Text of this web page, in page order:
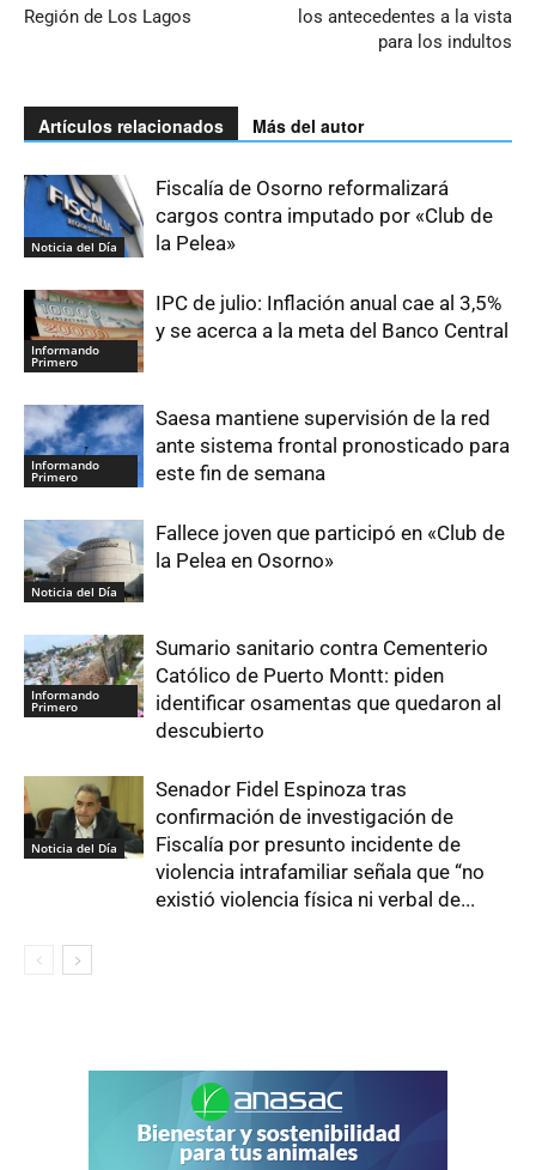
Región de Los Lagos
los antecedentes a la vista
para los indultos
Artículos relacionados Más del autor
Noticia del Día
Fiscalía de Osorno reformalizará
cargos contra imputado por «Club de
la Pelea»
Informando
Primero
IPC de julio: Inflación anual cae al 3,5%
y se acerca a la meta del Banco Central
Informando
Primero
Saesa mantiene supervisión de la red
ante sistema frontal pronosticado para
este fin de semana
Noticia del Día
Fallece joven que participó en «Club de
la Pelea en Osorno»
Informando
Primero
Sumario sanitario contra Cementerio
Católico de Puerto Montt: piden
identificar osamentas que quedaron al
descubierto
Noticia del Día
Senador Fidel Espinoza tras
confirmación de investigación de
Fiscalía por presunto incidente de
violencia intrafamiliar señala que “no
existió violencia física ni verbal de...